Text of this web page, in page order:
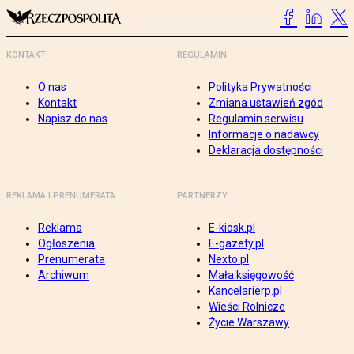
KONTAKT
O nas
Kontakt
Napisz do nas
REGULAMIN
Polityka Prywatności
Zmiana ustawień zgód
Regulamin serwisu
Informacje o nadawcy
Deklaracja dostępności
REKLAMA I PRENUMERATA
Reklama
Ogłoszenia
Prenumerata
Archiwum
PARTNERZY
E-kiosk.pl
E-gazety.pl
Nexto.pl
Mała księgowość
Kancelarierp.pl
Wieści Rolnicze
Życie Warszawy